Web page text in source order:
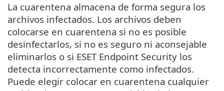
La cuarentena almacena de forma segura los
archivos infectados. Los archivos deben
colocarse en cuarentena si no es posible
desinfectarlos, si no es seguro ni aconsejable
eliminarlos o si ESET Endpoint Security los
detecta incorrectamente como infectados.
Puede elegir colocar en cuarentena cualquier